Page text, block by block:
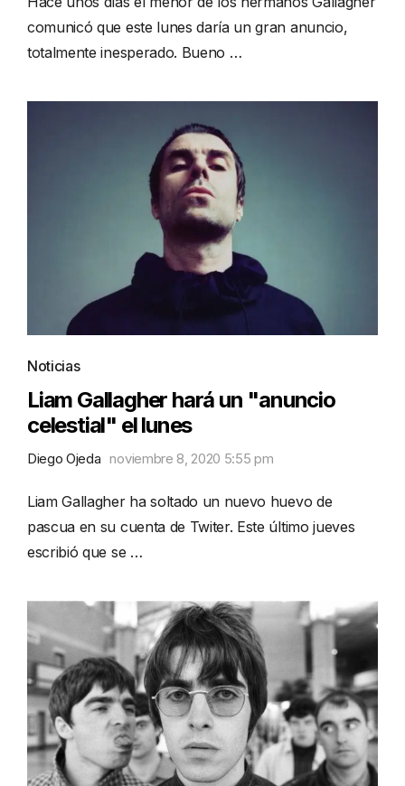
comunicó que este lunes daría un gran anuncio,
totalmente inesperado. Bueno …
Noticias
Liam Gallagher hará un "anuncio
celestial" el lunes
Diego Ojeda noviembre 8, 2020 5:55 pm
Liam Gallagher ha soltado un nuevo huevo de
pascua en su cuenta de Twiter. Este último jueves
escribió que se …